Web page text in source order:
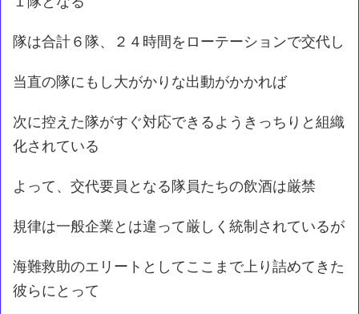
隊は合計６隊、２４時間をローテーションで交代し
当直の隊にもし大がかりな出動がかかれば
次に控えた隊がすぐ対応できるようきっちりと組織
化されている
よって、交代要員となる隊員たちの飲酒は厳禁
規律は一般企業とは違って厳しく統制されているが
海難救助のエリートとしてここまで上り詰めてきた
彼らにとって